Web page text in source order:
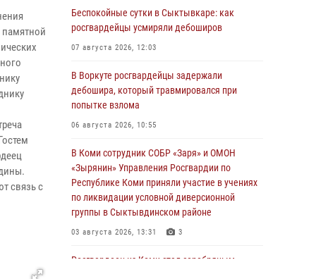
памятной
связь с
Беспокойные сутки в Сыктывкаре: как
росгвардейцы усмиряли дебоширов
07 августа 2026, 12:03
В Воркуте росгвардейцы задержали
дебошира, который травмировался при
попытке взлома
06 августа 2026, 10:55
В Коми сотрудник СОБР «Заря» и ОМОН
«Зырянин» Управления Росгвардии по
Республике Коми приняли участие в учениях
по ликвидации условной диверсионной
группы в Сыктывдинском районе
03 августа 2026, 13:31 3
Росгвардеец из Коми стал серебряным